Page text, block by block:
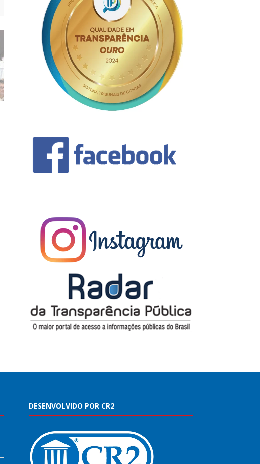
DESENVOLVIDO POR CR2